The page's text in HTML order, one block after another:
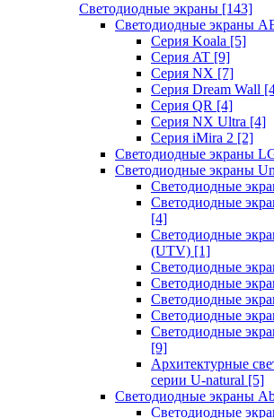
Светодиодные экраны [143]
Светодиодные экраны
Cерия Koala [5]
Серия AT [9]
Серия NX [7]
Серия Dream Wall
Серия QR [4]
Серия NX Ultra [4]
Серия iMira 2 [2]
Светодиодные экраны
Светодиодные экраны
Светодиодные
Светодиодные
[4]
Светодиодные
(UTV) [1]
Светодиодные
Светодиодные
Светодиодные
Светодиодные
Светодиодные
[9]
Архитектурные
серии U-natural [5]
Светодиодные экраны
Светодиодные